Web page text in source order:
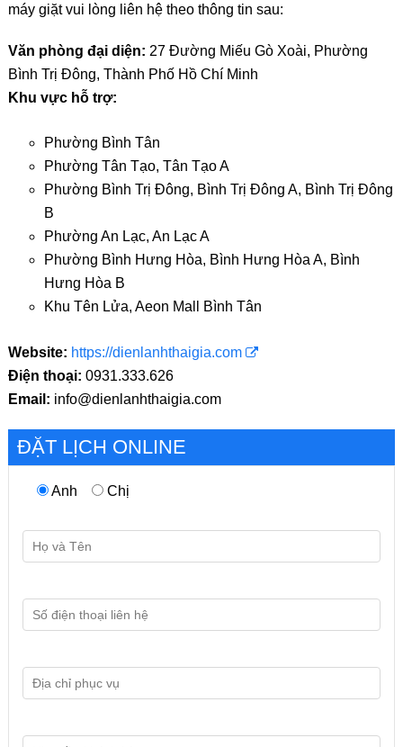
máy giặt vui lòng liên hệ theo thông tin sau:
Văn phòng đại diện: 27 Đường Miếu Gò Xoài, Phường
Bình Trị Đông, Thành Phố Hồ Chí Minh
Khu vực hỗ trợ:
Phường Bình Tân
Phường Tân Tạo, Tân Tạo A
Phường Bình Trị Đông, Bình Trị Đông A, Bình Trị Đông
B
Phường An Lạc, An Lạc A
Phường Bình Hưng Hòa, Bình Hưng Hòa A, Bình
Hưng Hòa B
Khu Tên Lửa, Aeon Mall Bình Tân
Website: https://dienlanhthaigia.com
Điện thoại: 0931.333.626
Email: info@dienlanhthaigia.com
ĐẶT LỊCH ONLINE
Anh Chị